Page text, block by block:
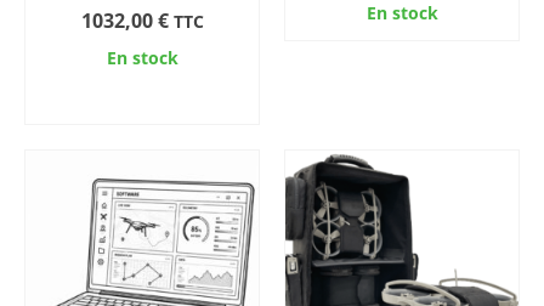
1032,00€ TTC
En stock
En stock